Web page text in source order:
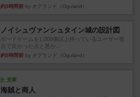
約5時間前 by オグランド（Oguland）
ノイシュヴァンシュタイン城の設計図
ボードゲームを1,000個以上持っているユーザー視
点で良かった点と悪か...
約5時間前 by オグランド（Oguland）
充実
海賊と商人